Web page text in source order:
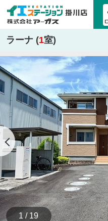
ラーナ (1室)
1 / 19